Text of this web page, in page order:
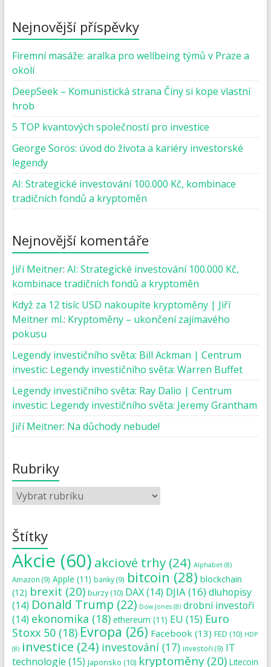
Nejnovější příspěvky
Firemní masáže: aralka pro wellbeing týmů v Praze a
okolí
DeepSeek – Komunistická strana Číny si kope vlastní
hrob
5 TOP kvantových společností pro investice
George Soros: úvod do života a kariéry investorské
legendy
AI: Strategické investování 100.000 Kč, kombinace
tradičních fondů a kryptoměn
Nejnovější komentáře
Jiří Meitner: AI: Strategické investování 100.000 Kč,
kombinace tradičních fondů a kryptoměn
Když za 12 tisíc USD nakoupíte kryptoměny | Jiří
Meitner ml.: Kryptoměny – ukončení zajímavého
pokusu
Legendy investičního světa: Bill Ackman | Centrum
investic: Legendy investičního světa: Warren Buffet
Legendy investičního světa: Ray Dalio | Centrum
investic: Legendy investičního světa: Jeremy Grantham
Jiří Meitner: Na důchody nebude!
Rubriky
Štítky
Akcie (60) akciové trhy(24) Alphabet(8)
Amazon (9) Apple (11) banky(9) bitcoin (28) blockchain
(12) brexit (20) burzy(10) DAX(14) DJIA(16)dluhopisy
(14) Donald Trump (22) Dow Jones(8) drobní investoři
(14) ekonomika (18) ethereum (11) EU (15) Euro
Stoxx 50(18) Evropa (26) Facebook (13) FED (10) HDP
(8) investice (24) investování(17) investoři (9) IT
technologie (15) Japonsko (10) kryptoměny(20) Litecoin